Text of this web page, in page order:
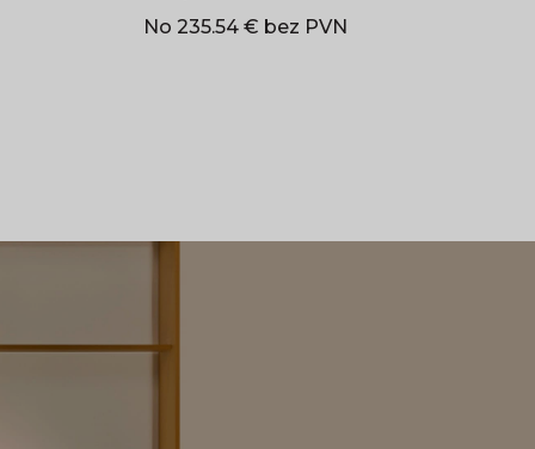
No 235.54 € bez PVN